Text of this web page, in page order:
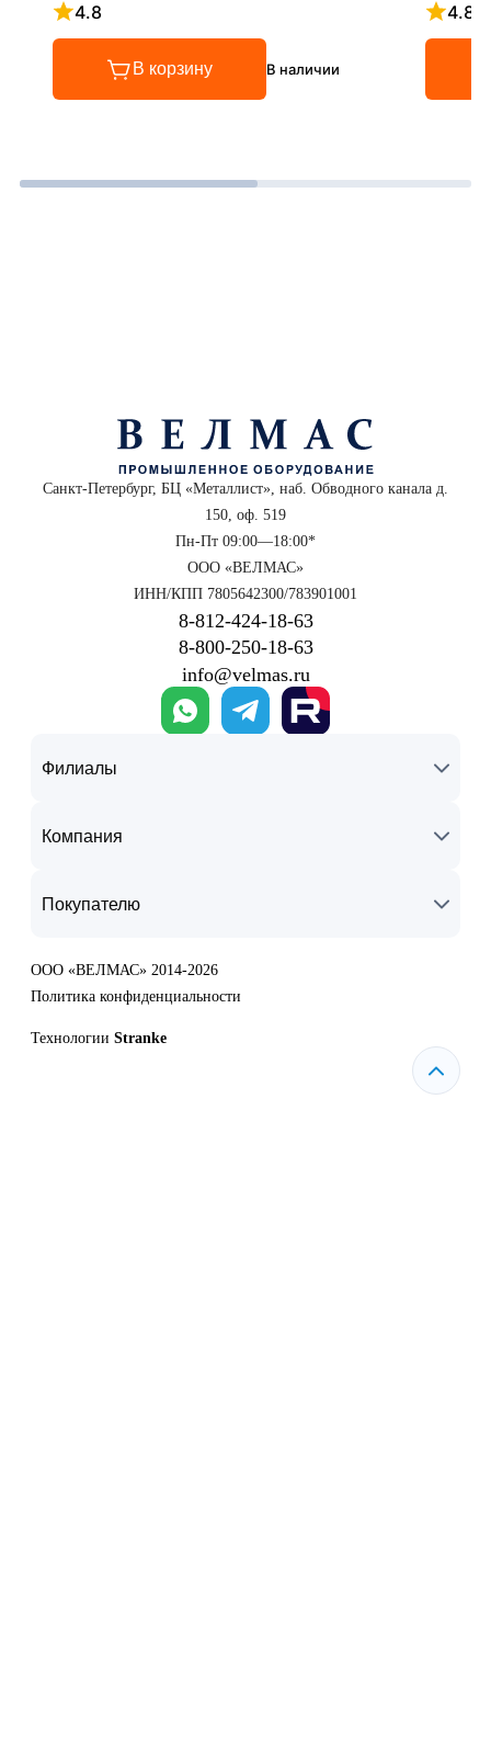
4.8
Рейтинг 4.8 из 5
В корзину В наличии
4.8
Санкт-Петербург, БЦ «Металлист», наб. Обводного канала д.
150, оф. 519
Пн-Пт 09:00—18:00*
ООО «ВЕЛМАС»
ИНН/КПП 7805642300/783901001
8‑812‑424‑18‑63
8‑800‑250‑18‑63
info@velmas.ru
Филиалы
Компания
Покупателю
ООО «ВЕЛМАС» 2014-2026
Политика конфиденциальности
Технологии Stranke